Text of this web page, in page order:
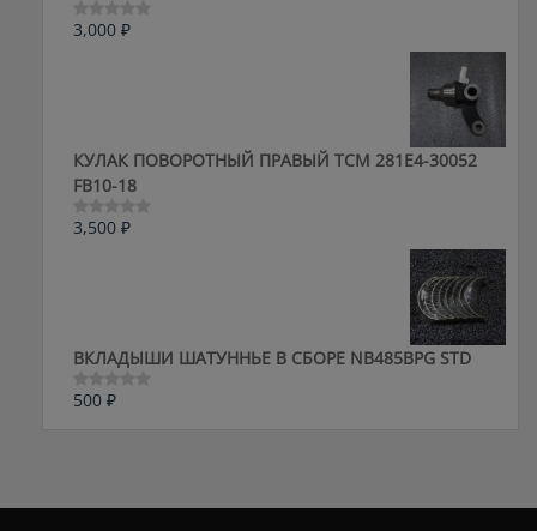
Оценка
3,000 ₽
КУЛАК ПОВОРОТНЫЙ ПРАВЫЙ ТСМ 281E4-30052
FB10-18
Оценка
3,500 ₽
ВКЛАДЫШИ ШАТУННЬЕ В СБОРЕ NB485BPG STD
Оценка
500 ₽